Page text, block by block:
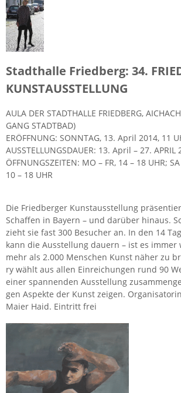
Stadt­hal­le Fried­berg: 34.
KUNST­AUS­STEL­LUNG
AULA DER STADT­HAL­LE FRIED­BERG,
GANG STADT­BAD)
ER­ÖFF­NUNG: SONN­TAG, 13. April 2014, 11
AUS­STEL­LUNGS­DAU­ER: 13. April – 27. APRIL
ÖFF­NUNGS­ZEI­TEN: MO – FR, 14 – 18 UHR;
10 – 18 UHR
Die Fried­ber­ger Kunst­aus­stel­lung
Schaf­fen in Bay­ern – und dar­über hin­aus.
zieht sie fast 300 Be­su­cher an. In den 14
kann die Aus­stel­lung dau­ern – ist es immer
mehr als 2.000 Men­schen Kunst näher zu
ry wählt aus allen Ein­rei­chun­gen rund 90
einer span­nen­den Aus­stel­lung
gen As­pek­te der Kunst zei­gen.
Maier Haid. Ein­tritt frei